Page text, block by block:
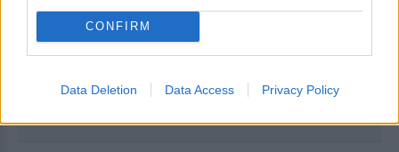
CONFIRM
Data Deletion Data Access Privacy Policy